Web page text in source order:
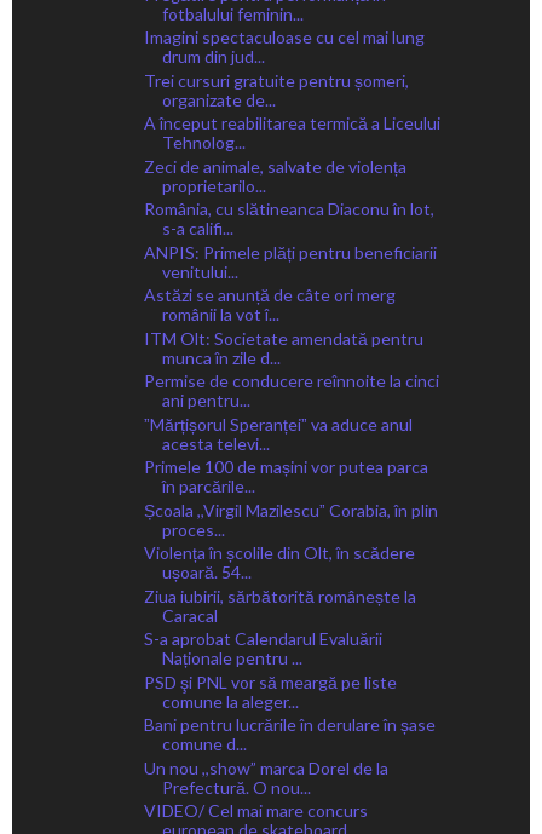
fotbalului feminin...
Imagini spectaculoase cu cel mai lung
drum din jud...
Trei cursuri gratuite pentru șomeri,
organizate de...
A început reabilitarea termică a Liceului
Tehnolog...
Zeci de animale, salvate de violența
proprietarilo...
România, cu slătineanca Diaconu în lot,
s-a califi...
ANPIS: Primele plăți pentru beneficiarii
venitului...
Astăzi se anunță de câte ori merg
românii la vot î...
ITM Olt: Societate amendată pentru
munca în zile d...
Permise de conducere reînnoite la cinci
ani pentru...
ˮMărțișorul Speranțeiˮ va aduce anul
acesta televi...
Primele 100 de mașini vor putea parca
în parcările...
Școala ,,Virgil Mazilescuˮ Corabia, în plin
proces...
Violența în școlile din Olt, în scădere
ușoară. 54...
Ziua iubirii, sărbătorită românește la
Caracal
S-a aprobat Calendarul Evaluării
Naționale pentru ...
PSD şi PNL vor să meargă pe liste
comune la aleger...
Bani pentru lucrările în derulare în șase
comune d...
Un nou ,,show” marca Dorel de la
Prefectură. O nou...
VIDEO/ Cel mai mare concurs